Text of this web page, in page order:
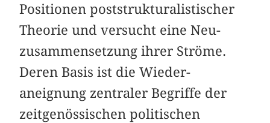
Positionen poststrukturalistischer
Theorie und versucht eine Neu­
zusammensetzung ihrer Ströme.
Deren Basis ist die Wieder­
aneignung zentraler Begriffe der
zeitgenössischen politischen